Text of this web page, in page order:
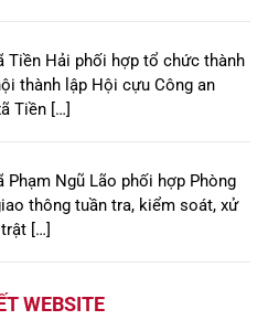
Tiền Hải phối hợp tổ chức thành
thành lập Hội cựu Công an
Tiền […]
Phạm Ngũ Lão phối hợp Phòng
thông tuần tra, kiểm soát, xử
[…]
WEBSITE